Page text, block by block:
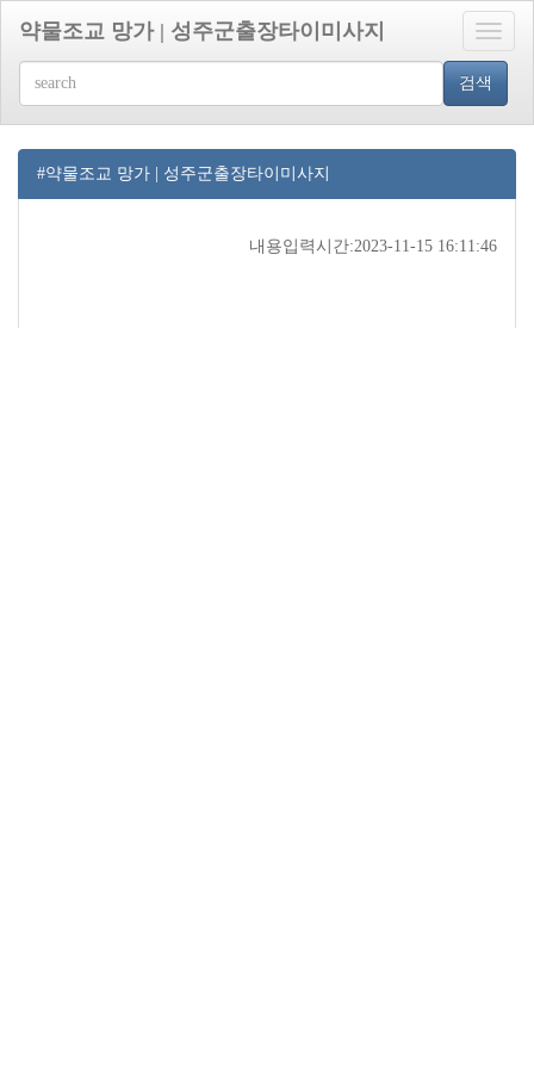
Toggle
약물조교 망가 | 성주군출장타이미사지
검색
#약물조교 망가 | 성주군출장타이미사지
내용입력시간:2023-11-15 16:11:46